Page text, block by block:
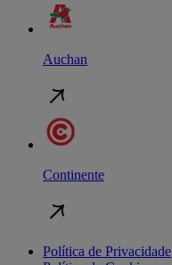
Auchan
Continente
Política de Privacidade